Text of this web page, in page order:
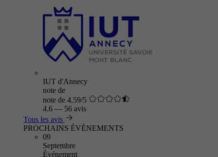
IUT d'Annecy
note de
note de 4.59/5
4.6 — 56 avis
Tous les avis
PROCHAINS ÉVÈNEMENTS
09
Septembre
Événement